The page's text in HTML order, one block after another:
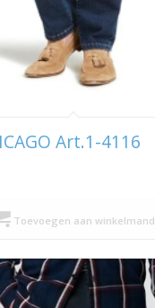
Art.1-4116
Toevoegen aan winkelmand